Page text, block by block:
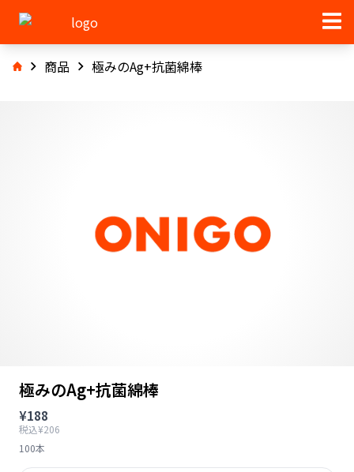
商品 極みのAg+抗菌綿棒
極みのAg+抗菌綿棒
¥188
税込¥206
100本